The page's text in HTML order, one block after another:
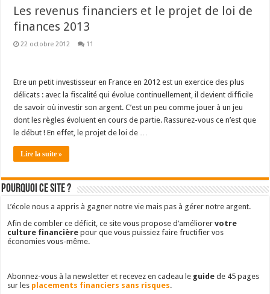
Les revenus financiers et le projet de loi de
finances 2013
22 octobre 2012 11
Etre un petit investisseur en France en 2012 est un exercice des plus
délicats : avec la fiscalité qui évolue continuellement, il devient difficile
de savoir où investir son argent. C’est un peu comme jouer à un jeu
dont les règles évoluent en cours de partie. Rassurez-vous ce n’est que
le début ! En effet, le projet de loi de …
Lire la suite »
Pourquoi ce site ?
L’école nous a appris à gagner notre vie mais pas à gérer notre argent.
Afin de combler ce déficit, ce site vous propose d’améliorervotre
culture financière pour que vous puissiez faire fructifier vos
économies vous-même.
Abonnez-vous à la newsletter et recevez en cadeau le guide de 45 pages
sur les placements financiers sans risques.